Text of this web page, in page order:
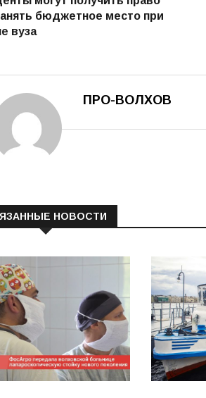
бюджетное место при
вуза
ПРО-ВОЛХОВ
НОВОСТИ